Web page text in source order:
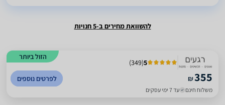
להשוואת מחירים ב-5 חנויות
הזול ביותר
5
(
349
)
₪355
משלוח חינם עד 7 ימי עסקים
לפרטים נוספים